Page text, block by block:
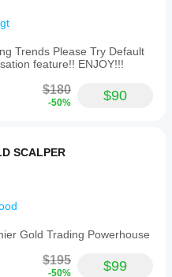
Trends Please Try Default
feature!! ENJOY!!!
$180
-50% $90
SCALPER
Gold Trading Powerhouse
$195
-50% $99